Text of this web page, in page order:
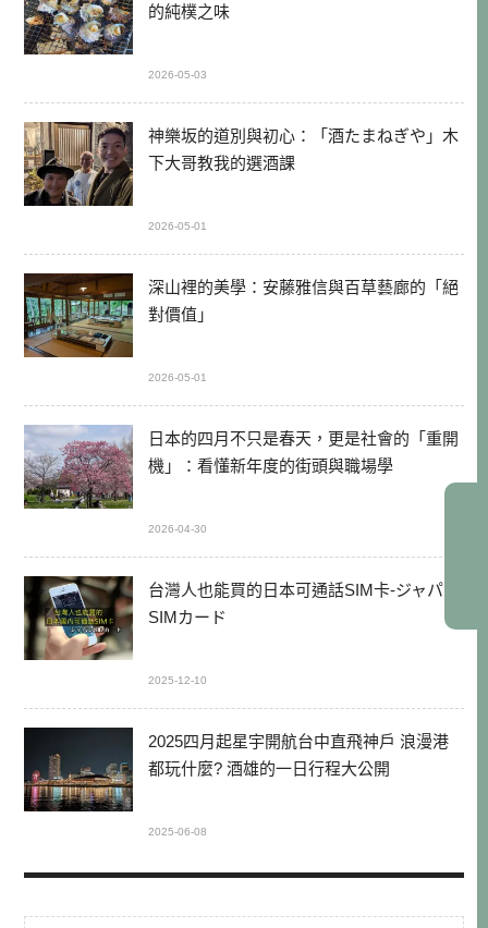
的純樸之味
2026-05-03
神樂坂的道別與初心：「酒たまねぎや」木
下大哥教我的選酒課
2026-05-01
深山裡的美學：安藤雅信與百草藝廊的「絕
對價值」
2026-05-01
日本的四月不只是春天，更是社會的「重開
機」：看懂新年度的街頭與職場學
2026-04-30
台灣人也能買的日本可通話SIM卡-ジャパン
SIMカード
2025-12-10
2025四月起星宇開航台中直飛神戶 浪漫港
都玩什麼? 酒雄的一日行程大公開
2025-06-08